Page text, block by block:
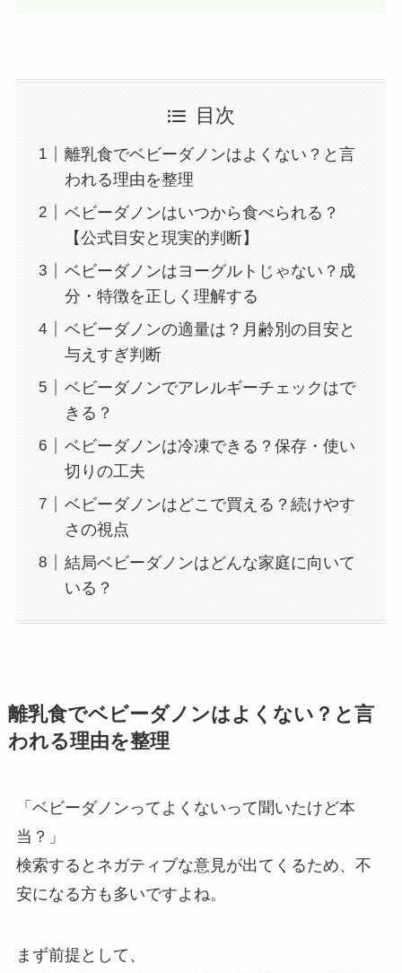
目次
離乳食でベビーダノンはよくない？と言
われる理由を整理
ベビーダノンはいつから食べられる？
【公式目安と現実的判断】
ベビーダノンはヨーグルトじゃない？成
分・特徴を正しく理解する
ベビーダノンの適量は？月齢別の目安と
与えすぎ判断
ベビーダノンでアレルギーチェックはで
きる？
ベビーダノンは冷凍できる？保存・使い
切りの工夫
ベビーダノンはどこで買える？続けやす
さの視点
結局ベビーダノンはどんな家庭に向いて
いる？
離乳食でベビーダノンはよくない？と言
われる理由を整理
「ベビーダノンってよくないって聞いたけど本
当？」
検索するとネガティブな意見が出てくるため、不
安になる方も多いですよね。
まず前提として、